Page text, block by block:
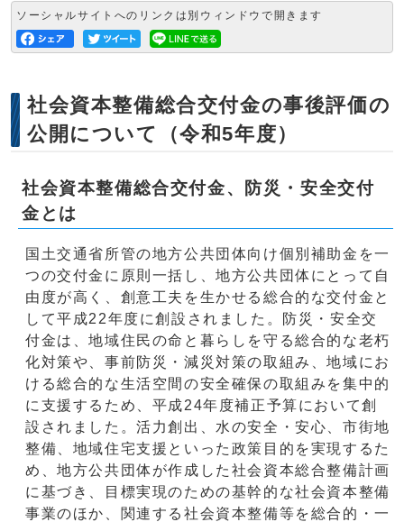
ソーシャルサイトへのリンクは別ウィンドウで開きます
社会資本整備総合交付金の事後評価の
公開について（令和5年度）
社会資本整備総合交付金、防災・安全交付
金とは
国土交通省所管の地方公共団体向け個別補助金を一
つの交付金に原則一括し、地方公共団体にとって自
由度が高く、創意工夫を生かせる総合的な交付金と
して平成22年度に創設されました。防災・安全交
付金は、地域住民の命と暮らしを守る総合的な老朽
化対策や、事前防災・減災対策の取組み、地域にお
ける総合的な生活空間の安全確保の取組みを集中的
に支援するため、平成24年度補正予算において創
設されました。活力創出、水の安全・安心、市街地
整備、地域住宅支援といった政策目的を実現するた
め、地方公共団体が作成した社会資本総合整備計画
に基づき、目標実現のための基幹的な社会資本整備
事業のほか、関連する社会資本整備等を総合的・一